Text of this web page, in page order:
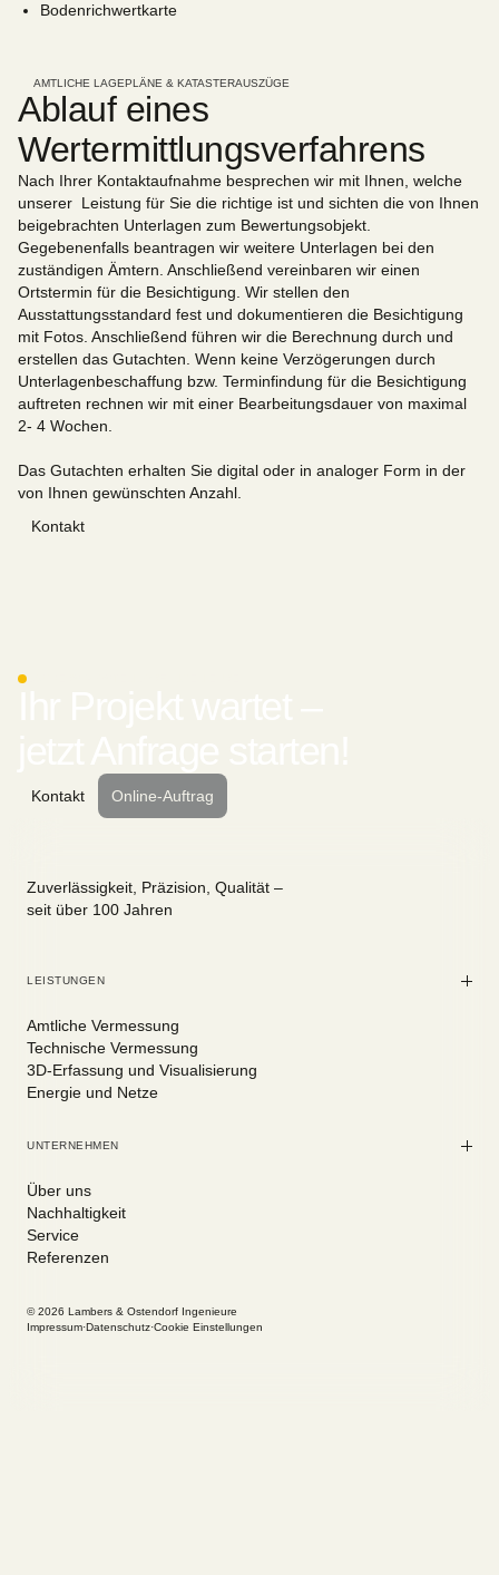
AMTLICHE LAGEPLÄNE & KATASTERAUSZÜGE
Ablauf eines
Wertermittlungsverfahrens
Nach Ihrer Kontaktaufnahme besprechen wir mit Ihnen, welche
unserer Leistung für Sie die richtige ist und sichten die von Ihnen
beigebrachten Unterlagen zum Bewertungsobjekt.
Gegebenenfalls beantragen wir weitere Unterlagen bei den
zuständigen Ämtern. Anschließend vereinbaren wir einen
Ortstermin für die Besichtigung. Wir stellen den
Ausstattungsstandard fest und dokumentieren die Besichtigung
mit Fotos. Anschließend führen wir die Berechnung durch und
erstellen das Gutachten. Wenn keine Verzögerungen durch
Unterlagenbeschaffung bzw. Terminfindung für die Besichtigung
auftreten rechnen wir mit einer Bearbeitungsdauer von maximal
2- 4 Wochen.
Das Gutachten erhalten Sie digital oder in analoger Form in der
von Ihnen gewünschten Anzahl.
Kontakt
Bodenrichwertkarte
Kontakt Online-Auftrag
Zuverlässigkeit, Präzision, Qualität –
seit über 100 Jahren
LEISTUNGEN
Amtliche Vermessung
Technische Vermessung
3D-Erfassung und Visualisierung
Energie und Netze
UNTERNEHMEN
Über uns
Nachhaltigkeit
Service
Referenzen
© 2026 Lambers & Ostendorf Ingenieure
Impressum·Datenschutz·Cookie Einstellungen